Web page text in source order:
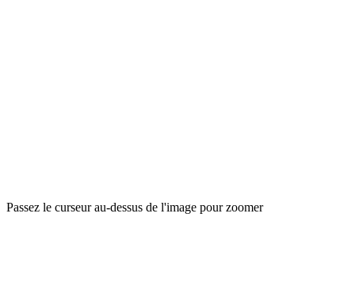
Passez le curseur au-dessus de l'image pour zoomer